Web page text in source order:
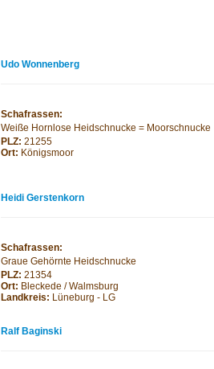
Udo Wonnenberg
Schafrassen:
Weiße Hornlose Heidschnucke = Moorschnucke
PLZ: 21255
Ort: Königsmoor
Heidi Gerstenkorn
Schafrassen:
Graue Gehörnte Heidschnucke
PLZ: 21354
Ort: Bleckede / Walmsburg
Landkreis: Lüneburg - LG
Ralf Baginski